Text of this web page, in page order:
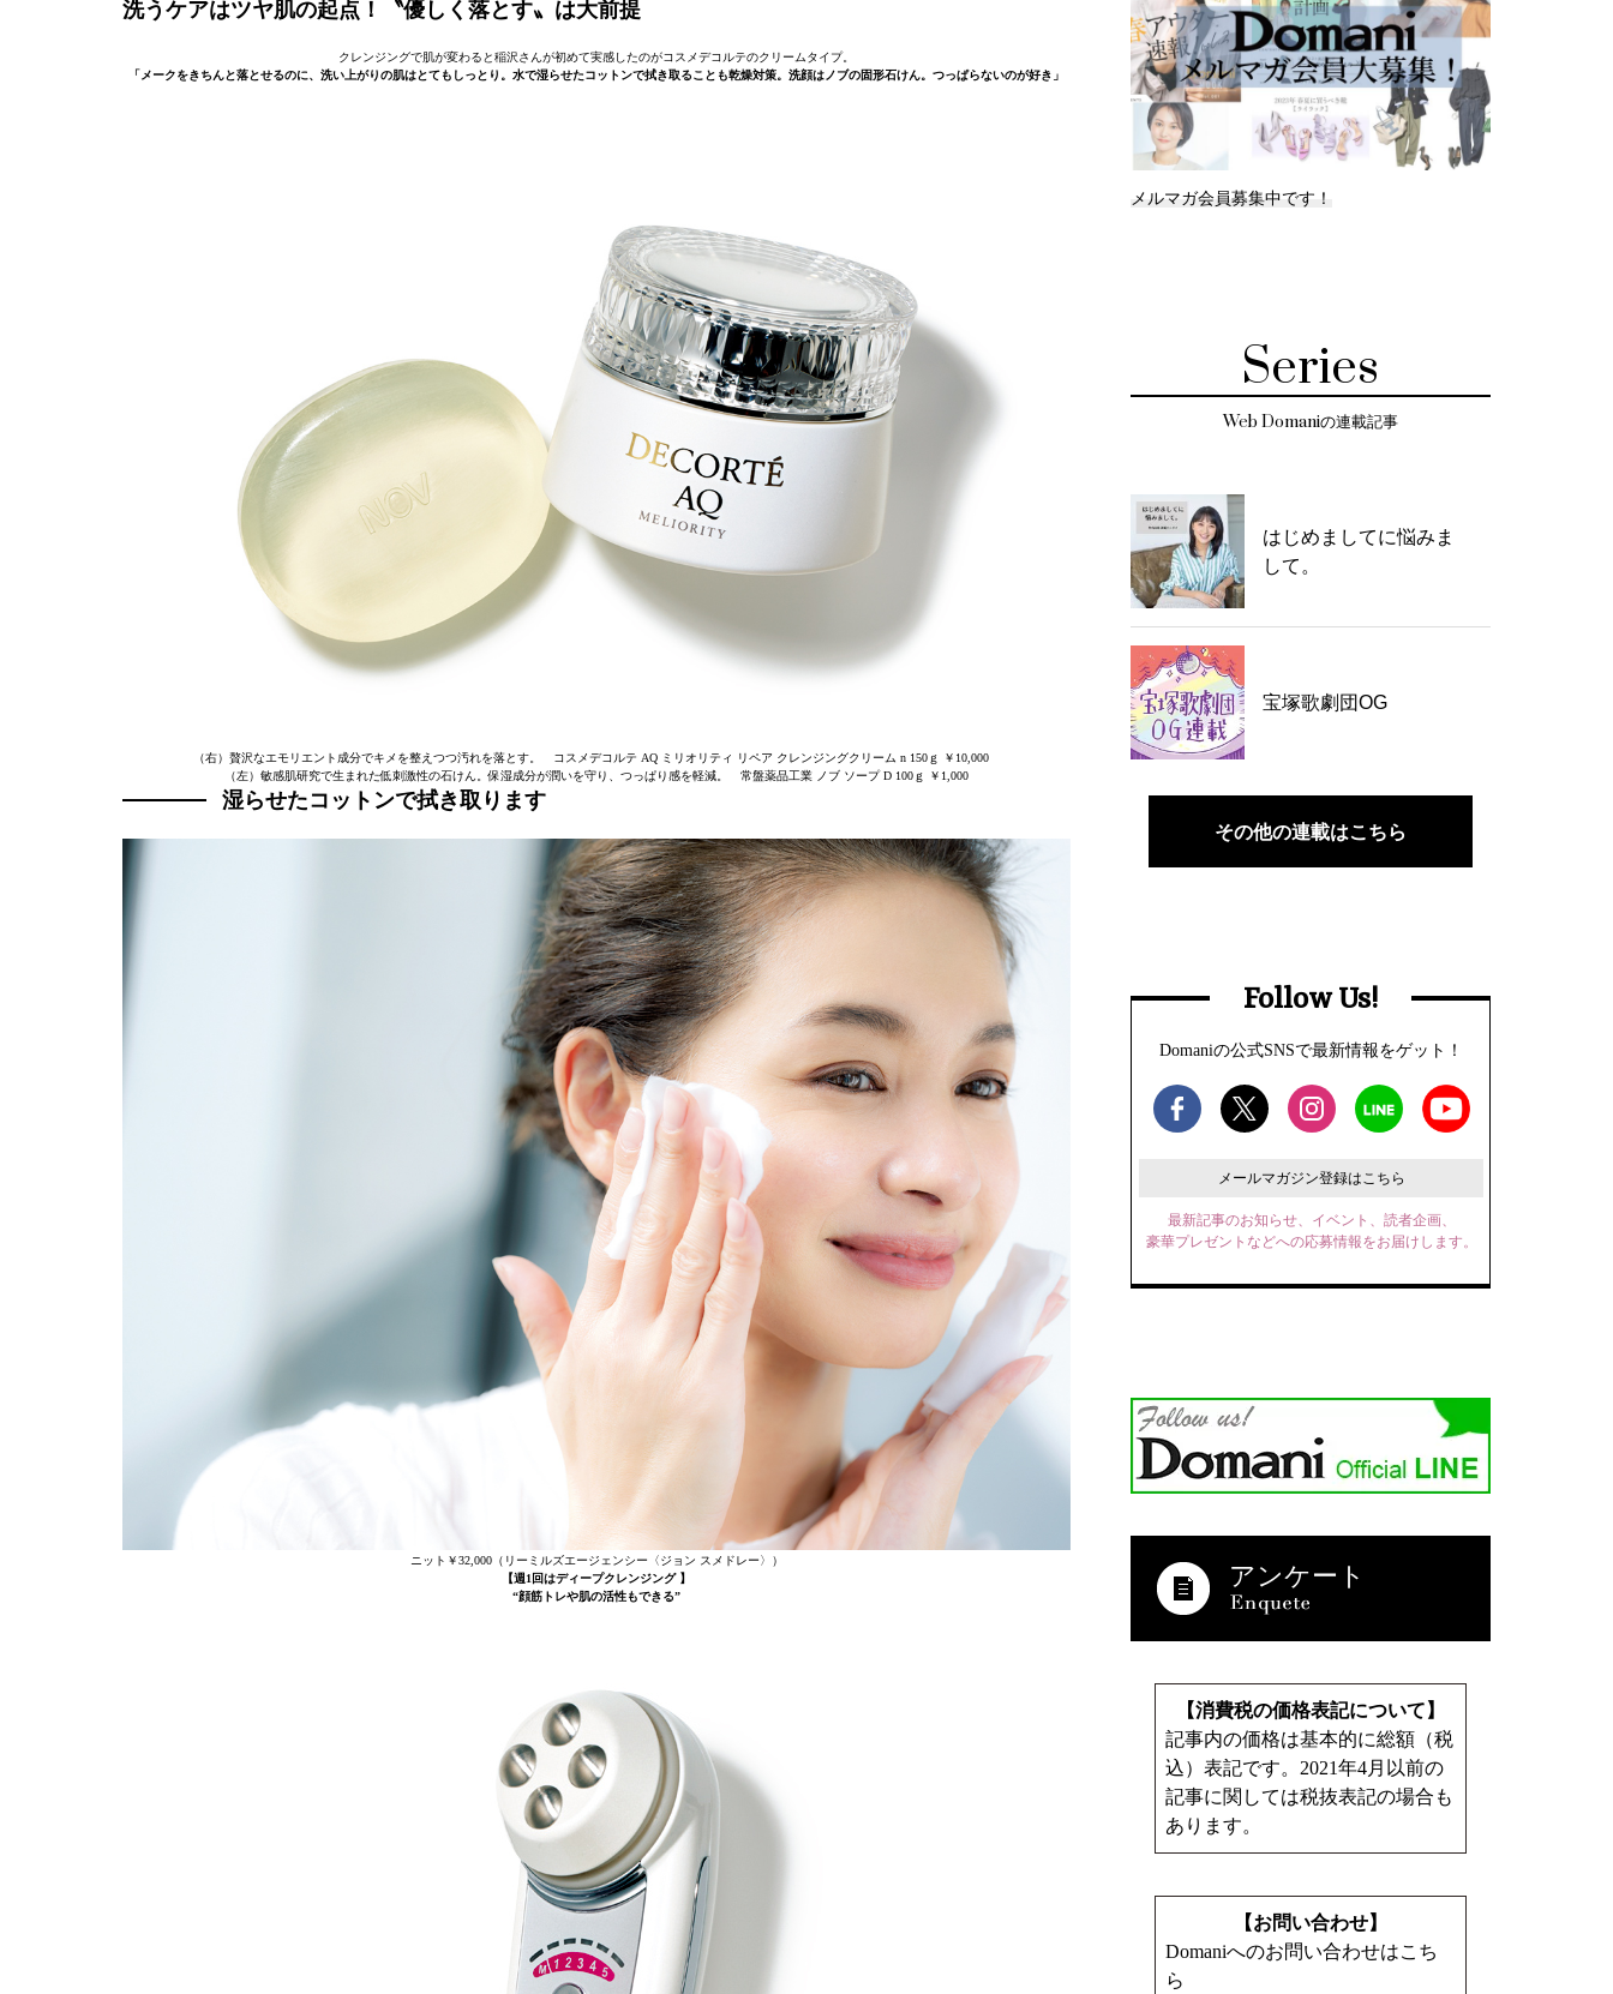
洗うケアはツヤ肌の起点！〝優しく落とす〟は大前提
クレンジングで肌が変わると稲沢さんが初めて実感したのがコスメデコルテのクリームタイプ。
「メークをきちんと落とせるのに、洗い上がりの肌はとてもしっとり。水で湿らせたコットンで拭き取ることも乾燥対策。洗顔はノブの固形石けん。つっぱらないのが好き」
（右）贅沢なエモリエント成分でキメを整えつつ汚れを落とす。 コスメデコルテ AQ ミリオリティ リペア クレンジングクリーム n 150ｇ ￥10,000
（左）敏感肌研究で生まれた低刺激性の石けん。保湿成分が潤いを守り、つっぱり感を軽減。 常盤薬品工業 ノブ ソープ D 100ｇ ￥1,000
湿らせたコットンで拭き取ります
ニット￥32,000（リーミルズエージェンシー〈ジョン スメドレー〉）
【週1回はディープクレンジング 】
“顔筋トレや肌の活性もできる”
メルマガ会員募集中です！
Series
Web Domaniの連載記事
はじめましてに悩みま
して。
宝塚歌劇団OG
その他の連載はこちら
Follow Us!
Domaniの公式SNSで最新情報をゲット！
メールマガジン登録はこちら
最新記事のお知らせ、イベント、読者企画、
豪華プレゼントなどへの応募情報をお届けします。
アンケート
【消費税の価格表記について】
記事内の価格は基本的に総額（税
込）表記です。2021年4月以前の
記事に関しては税抜表記の場合も
あります。
【お問い合わせ】
Domaniへのお問い合わせはこち
ら